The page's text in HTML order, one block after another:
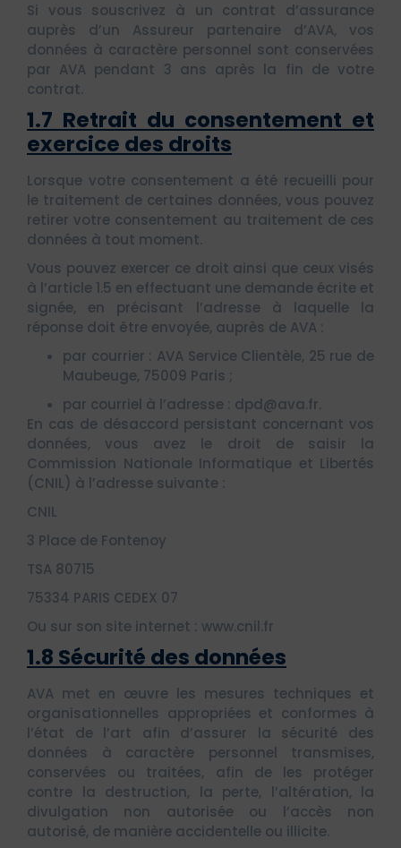
Si vous souscrivez à un contrat d’assurance
auprès d’un Assureur partenaire d’AVA, vos
données à caractère personnel sont conservées
par AVA pendant 3 ans après la fin de votre
contrat.
1.7 Retrait du consentement et
exercice des droits
Lorsque votre consentement a été recueilli pour
le traitement de certaines données, vous pouvez
retirer votre consentement au traitement de ces
données à tout moment.
Vous pouvez exercer ce droit ainsi que ceux visés
à l’article 1.5 en effectuant une demande écrite et
signée, en précisant l’adresse à laquelle la
réponse doit être envoyée, auprès de AVA :
par courrier : AVA Service Clientèle, 25 rue de
Maubeuge, 75009 Paris ;
par courriel à l’adresse : dpd@ava.fr.
En cas de désaccord persistant concernant vos
données, vous avez le droit de saisir la
Commission Nationale Informatique et Libertés
(CNIL) à l’adresse suivante :
CNIL
3 Place de Fontenoy
TSA 80715
75334 PARIS CEDEX 07
Ou sur son site internet : www.cnil.fr
1.8 Sécurité des données
AVA met en œuvre les mesures techniques et
organisationnelles appropriées et conformes à
l’état de l’art afin d’assurer la sécurité des
données à caractère personnel transmises,
conservées ou traitées, afin de les protéger
contre la destruction, la perte, l’altération, la
divulgation non autorisée ou l’accès non
autorisé, de manière accidentelle ou illicite.